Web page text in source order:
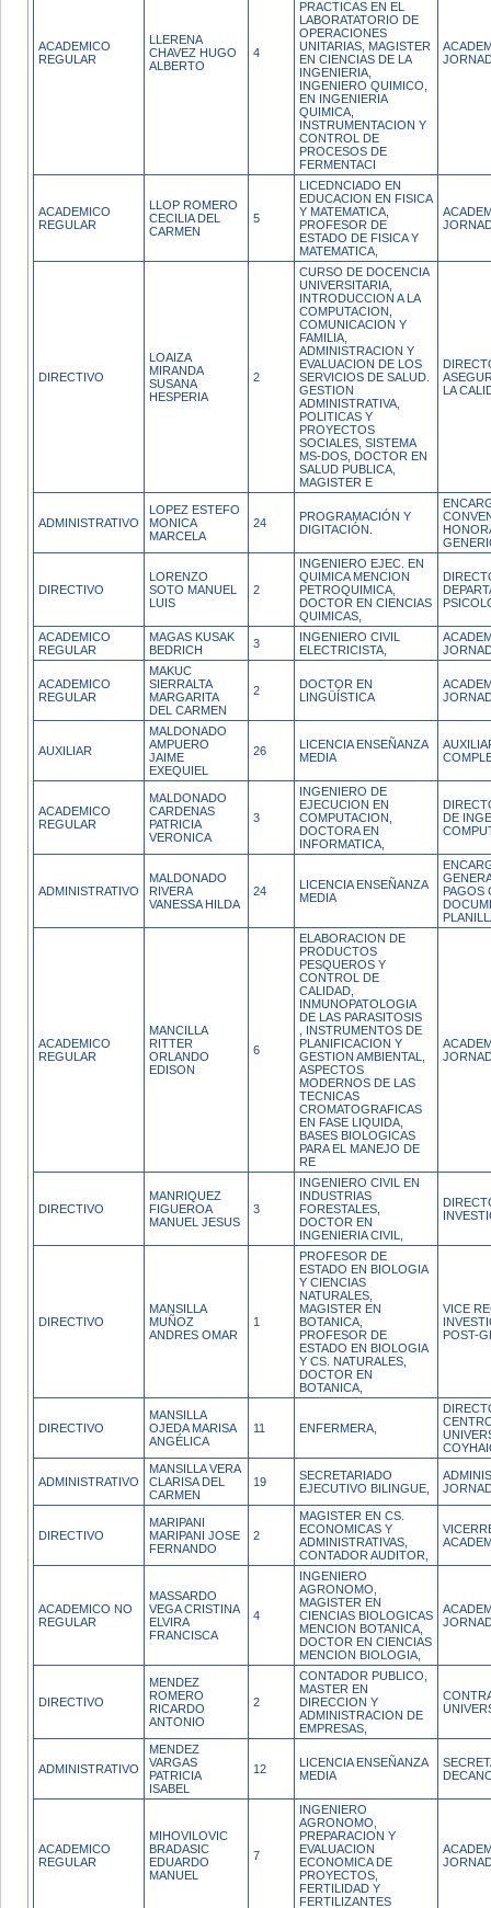
ACADEMICO
REGULAR
LLERENA
CHAVEZ HUGO
ALBERTO
4
PRACTICAS EN EL
LABORATATORIO DE
OPERACIONES
UNITARIAS, MAGISTER
EN CIENCIAS DE LA
INGENIERIA,
INGENIERO QUIMICO,
EN INGENIERIA
QUIMICA,
INSTRUMENTACION Y
CONTROL DE
PROCESOS DE
FERMENTACI
ACADEMICO
REGULAR
LLOP ROMERO
CECILIA DEL
CARMEN
5
LICEDNCIADO EN
EDUCACION EN FISICA
Y MATEMATICA,
PROFESOR DE
ESTADO DE FISICA Y
MATEMATICA,
DIRECTIVO
LOAIZA
MIRANDA
SUSANA
HESPERIA
2
CURSO DE DOCENCIA
UNIVERSITARIA,
INTRODUCCION A LA
COMPUTACION,
COMUNICACION Y
FAMILIA,
ADMINISTRACION Y
EVALUACION DE LOS
SERVICIOS DE SALUD.
GESTION
ADMINISTRATIVA,
POLITICAS Y
PROYECTOS
SOCIALES, SISTEMA
MS-DOS, DOCTOR EN
SALUD PUBLICA,
MAGISTER E
LA
ADMINISTRATIVO
LOPEZ ESTEFO
MONICA
MARCELA
24
PROGRAMACIÓN Y
DIGITACIÓN.
DIRECTIVO
LORENZO
SOTO MANUEL
LUIS
2
INGENIERO EJEC. EN
QUIMICA MENCION
PETROQUIMICA,
DOCTOR EN CIENCIAS
QUIMICAS,
ACADEMICO
REGULAR
MAGAS KUSAK
BEDRICH
3
INGENIERO CIVIL
ELECTRICISTA,
ACADEMICO
REGULAR
MAKUC
SIERRALTA
MARGARITA
DEL CARMEN
2
DOCTOR EN
LINGÜÍSTICA
AUXILIAR
MALDONADO
AMPUERO
JAIME
EXEQUIEL
26
LICENCIA ENSEÑANZA
MEDIA
ACADEMICO
REGULAR
MALDONADO
CARDENAS
PATRICIA
VERONICA
3
INGENIERO DE
EJECUCION EN
COMPUTACION,
DOCTORA EN
INFORMATICA,
DE
ADMINISTRATIVO
MALDONADO
RIVERA
VANESSA HILDA
24
LICENCIA ENSEÑANZA
MEDIA
PAGOS
ACADEMICO
REGULAR
MANCILLA
RITTER
ORLANDO
EDISON
6
ELABORACION DE
PRODUCTOS
PESQUEROS Y
CONTROL DE
CALIDAD,
INMUNOPATOLOGIA
DE LAS PARASITOSIS
, INSTRUMENTOS DE
PLANIFICACION Y
GESTION AMBIENTAL,
ASPECTOS
MODERNOS DE LAS
TECNICAS
CROMATOGRAFICAS
EN FASE LIQUIDA,
BASES BIOLOGICAS
PARA EL MANEJO DE
RE
DIRECTIVO
MANRIQUEZ
FIGUEROA
MANUEL JESUS
3
INGENIERO CIVIL EN
INDUSTRIAS
FORESTALES,
DOCTOR EN
INGENIERIA CIVIL,
DIRECTIVO
MANSILLA
MUÑOZ
ANDRES OMAR
1
PROFESOR DE
ESTADO EN BIOLOGIA
Y CIENCIAS
NATURALES,
MAGISTER EN
BOTANICA,
PROFESOR DE
ESTADO EN BIOLOGIA
Y CS. NATURALES,
DOCTOR EN
BOTANICA,
VICE
POST-
DIRECTIVO
MANSILLA
OJEDA MARISA
ANGÉLICA
11 ENFERMERA,
ADMINISTRATIVO
MANSILLA VERA
CLARISA DEL
CARMEN
19
SECRETARIADO
EJECUTIVO BILINGUE,
DIRECTIVO
MARIPANI
MARIPANI JOSE
FERNANDO
2
MAGISTER EN CS.
ECONOMICAS Y
ADMINISTRATIVAS,
CONTADOR AUDITOR,
ACADEMICO NO
REGULAR
MASSARDO
VEGA CRISTINA
ELVIRA
FRANCISCA
4
INGENIERO
AGRONOMO,
MAGISTER EN
CIENCIAS BIOLOGICAS
MENCION BOTANICA,
DOCTOR EN CIENCIAS
MENCION BIOLOGIA,
DIRECTIVO
MENDEZ
ROMERO
RICARDO
ANTONIO
2
CONTADOR PUBLICO,
MASTER EN
DIRECCION Y
ADMINISTRACION DE
EMPRESAS,
ADMINISTRATIVO
MENDEZ
VARGAS
PATRICIA
ISABEL
12
LICENCIA ENSEÑANZA
MEDIA
ACADEMICO
REGULAR
MIHOVILOVIC
BRADASIC
EDUARDO
MANUEL
7
INGENIERO
AGRONOMO,
PREPARACION Y
EVALUACION
ECONOMICA DE
PROYECTOS,
FERTILIDAD Y
FERTILIZANTES